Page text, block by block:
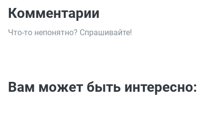
Комментарии
Что-то непонятно? Спрашивайте!
Вам может быть интересно: